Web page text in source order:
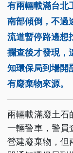
有兩輛載滿台北
南部傾倒，不過
流道暫停路邊想
攔查後才發現，
知環保局到場開
有廢棄物來源。
兩輛載滿廢土石
一輛警車，警員
營建廢棄物，但